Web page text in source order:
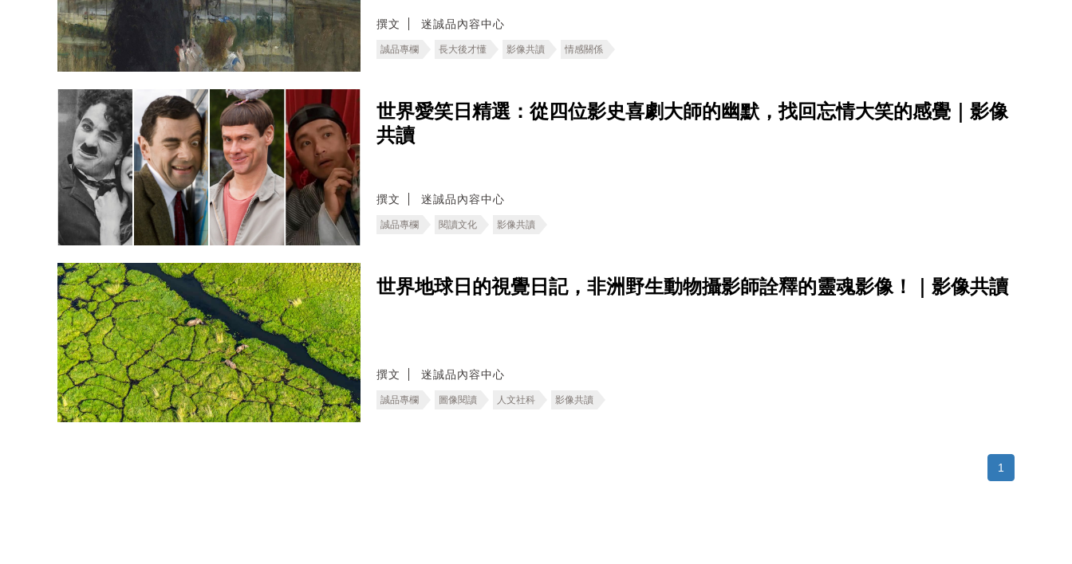
撰文 迷誠品內容中心
誠品專欄 長大後才懂 影像共讀 情感關係
世界愛笑日精選：從四位影史喜劇大師的幽默，找回忘情大笑的感覺｜影像
共讀
撰文 迷誠品內容中心
誠品專欄 閱讀文化 影像共讀
世界地球日的視覺日記，非洲野生動物攝影師詮釋的靈魂影像！｜影像共讀
撰文 迷誠品內容中心
誠品專欄 圖像閱讀 人文社科 影像共讀
1